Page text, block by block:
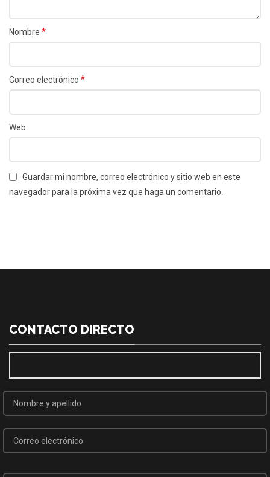
Nombre *
Correo electrónico *
Web
Guardar mi nombre, correo electrónico y sitio web en este
navegador para la próxima vez que haga un comentario.
CONTACTO DIRECTO